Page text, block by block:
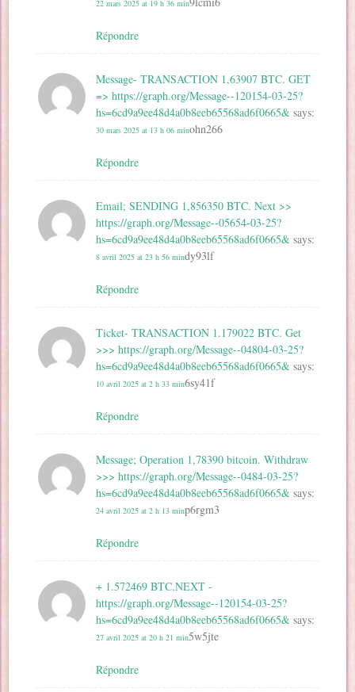
22 mars 2025 at 19 h 36 min
Répondre
Message- TRANSACTION 1,63907 BTC. GET
=> https://graph.org/Message--120154-03-25?
hs=6cd9a9ee48d4a0b8eeb65568ad6f0665& says:
30 mars 2025 at 13 h 06 minohn266
Répondre
Email; SENDING 1,856350 BTC. Next >>
https://graph.org/Message--05654-03-25?
hs=6cd9a9ee48d4a0b8eeb65568ad6f0665& says:
8 avril 2025 at 23 h 56 mindy93lf
Répondre
Ticket- TRANSACTION 1.179022 BTC. Get
>>> https://graph.org/Message--04804-03-25?
hs=6cd9a9ee48d4a0b8eeb65568ad6f0665& says:
10 avril 2025 at 2 h 33 min6sy41f
Répondre
Message; Operation 1,78390 bitcoin. Withdraw
>>> https://graph.org/Message--0484-03-25?
hs=6cd9a9ee48d4a0b8eeb65568ad6f0665& says:
24 avril 2025 at 2 h 13 minp6rgm3
Répondre
+ 1.572469 BTC.NEXT -
https://graph.org/Message--120154-03-25?
hs=6cd9a9ee48d4a0b8eeb65568ad6f0665& says:
27 avril 2025 at 20 h 21 min5w5jte
Répondre